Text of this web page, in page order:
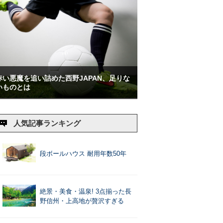
い悪魔を追い詰めた西野JAPAN、足りな
ものとは
人気記事ランキング
段ボールハウス 耐用年数50年
絶景・美食・温泉! 3点揃った長
野信州・上高地が贅沢すぎる